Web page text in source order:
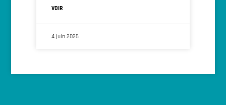
VOIR
4 juin 2026